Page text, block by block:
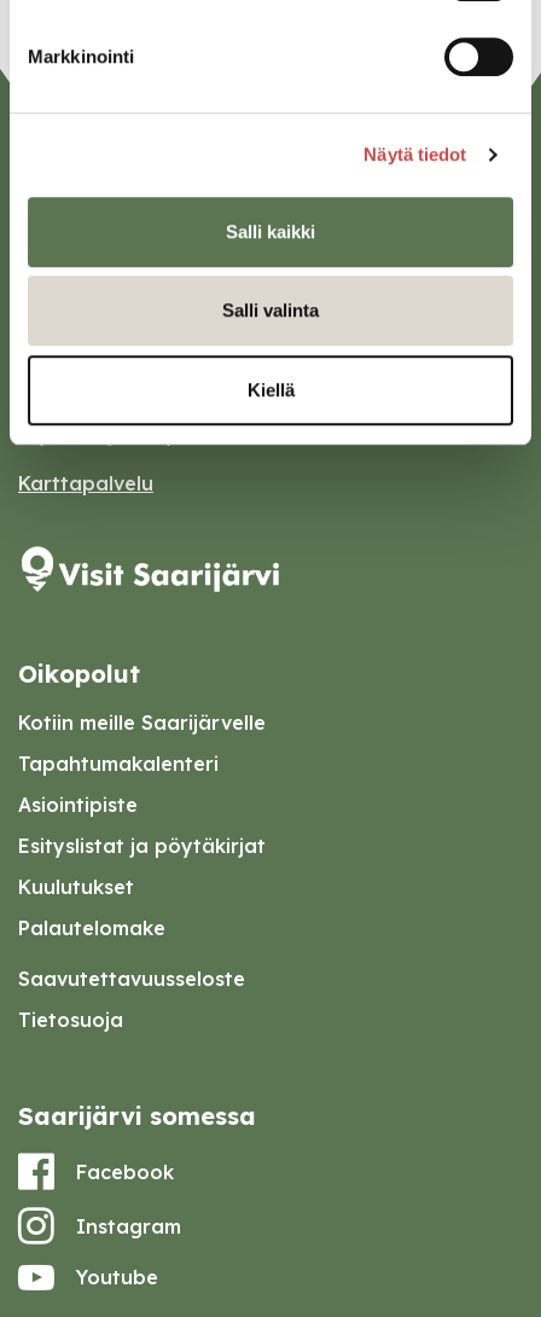
Markkinointi
Näytä tiedot
Salli kaikki
Salli valinta
Kiellä
Sivulantie 11, PL 13
Karttapalvelu
Oikopolut
Kotiin meille Saarijärvelle
Tapahtumakalenteri
Asiointipiste
Esityslistat ja pöytäkirjat
Kuulutukset
Palautelomake
Saavutettavuusseloste
Tietosuoja
Saarijärvi somessa
Facebook
Instagram
Youtube